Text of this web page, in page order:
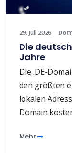
29. Juli 2026
Die
Jahre
Die .DE-
den größten
lokalen
Domain
Mehr